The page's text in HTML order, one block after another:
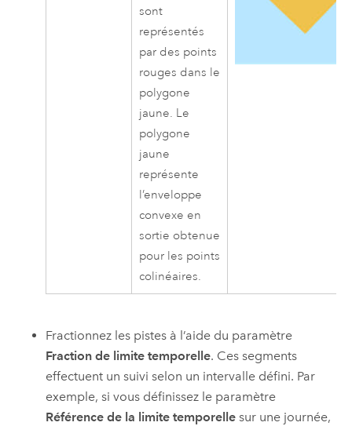
sont
représentés
par des points
rouges dans le
polygone
jaune. Le
polygone
jaune
représente
l’enveloppe
convexe en
sortie obtenue
pour les points
colinéaires.
Fractionnez les pistes à l’aide du paramètre
Fraction de limite temporelle. Ces segments
effectuent un suivi selon un intervalle défini. Par
exemple, si vous définissez le paramètre
Référence de la limite temporelle sur une journée,